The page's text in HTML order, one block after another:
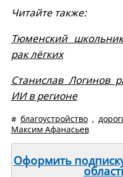
Читайте также:
Тюменский
рак лёгких
Станислав Логинов
ИИ в регионе
# благоустройство,
Максим Афанасьев
Оформить